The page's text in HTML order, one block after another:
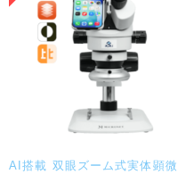
AI搭載 双眼ズーム式実体顕微